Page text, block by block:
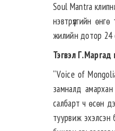
Soul Mantra
нэвтрүүлгийн
жилийн дотор 24
Тэгвэл Г.Маргад
“Voice of
замналд
салбарт ч өсөн
туурвиж эхэлсэн